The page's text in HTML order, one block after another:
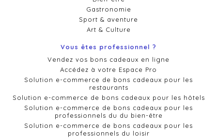
Gastronomie
Sport & aventure
Art & Culture
Vous êtes professionnel ?
Vendez vos bons cadeaux en ligne
Accédez à votre Espace Pro
Solution e-commerce de bons cadeaux pour les
restaurants
Solution e-commerce de bons cadeaux pour les hôtels
Solution e-commerce de bons cadeaux pour les
professionnels du du bien-être
Solution e-commerce de bons cadeaux pour les
professionnels du loisir